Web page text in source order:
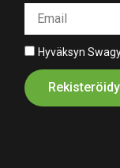
Hyväksyn